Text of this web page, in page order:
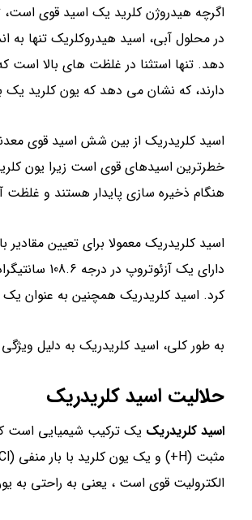
اگرچه هیدروژن کلرید یک اسید قوی است،
در محلول آبی، اسید هیدروکلریک تنها به
دارند، که نشان می دهد که یون کلرید
اسید کلریدریک از بین شش اسید قوی
خطرترین اسیدهای قوی است زیرا یون
هنگام ذخیره سازی پایدار هستند و
دارای یک
کرد. اسید کلریدریک همچنین به عنوان
به طور کلی، اسید کلریدریک به دلیل
حلالیت اسید کلریدریک
اسید کلریدریک یک ترکیب شیمیایی است
الکترولیت قوی است ، یعنی به راحتی